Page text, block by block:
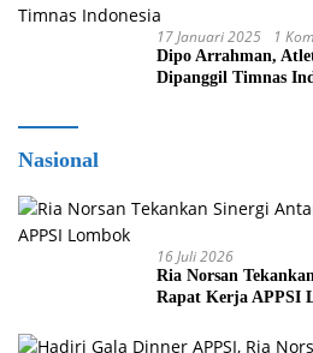
17 Januari 2025 1
Dipo Arrahman,
Dipanggil Timnas
Nasional
16 Juli 2026
Ria Norsan
Rapat Kerja APPSI